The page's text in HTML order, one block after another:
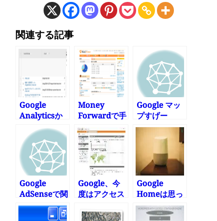
関連する記事
Google
Analyticsか
らデータ抜い
て簡単にアク
セス数ランキ
ングの記事を
サクッと書く
方法
Money
Forwardで手
軽にお金を管
理してみた
Google マッ
プすげー
Google
AdSenseで関
連の高い広告
を出す方法
Google、今
度はアクセス
供
Google
Homeは思っ
たより使い続
けそう